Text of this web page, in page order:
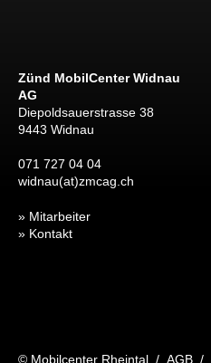
Zünd MobilCenter Widnau
AG
Diepoldsauerstrasse 38
9443 Widnau
071 727 04 04
widnau(at)zmcag.ch
Mitarbeiter
Kontakt
© Mobilcenter Rheintal / AGB /